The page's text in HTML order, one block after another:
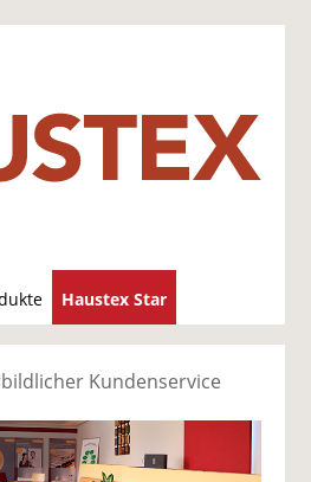
Haustex Star
u
c
Kundenservice